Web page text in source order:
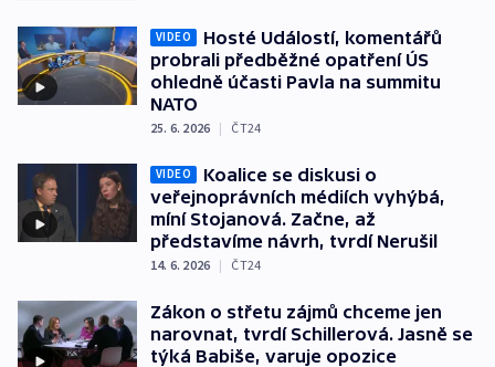
VIDEO
Hosté Událostí, komentářů
probrali předběžné opatření ÚS
ohledně účasti Pavla na summitu
NATO
25. 6. 2026 | ČT24
VIDEO
Koalice se diskusi o
veřejnoprávních médiích vyhýbá,
míní Stojanová. Začne, až
představíme návrh, tvrdí Nerušil
14. 6. 2026 | ČT24
Zákon o střetu zájmů chceme jen
narovnat, tvrdí Schillerová. Jasně se
týká Babiše, varuje opozice